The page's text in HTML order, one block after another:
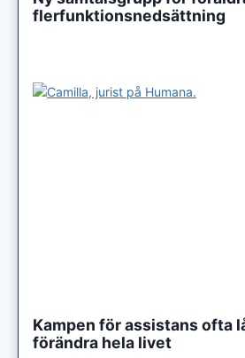
flerfunktionsnedsättning
Kampen för assistans ofta
förändra hela livet